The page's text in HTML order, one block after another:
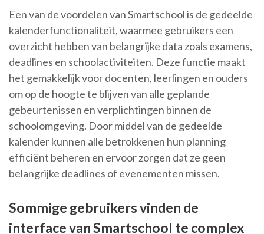
Een van de voordelen van Smartschool is de gedeelde
kalenderfunctionaliteit, waarmee gebruikers een
overzicht hebben van belangrijke data zoals examens,
deadlines en schoolactiviteiten. Deze functie maakt
het gemakkelijk voor docenten, leerlingen en ouders
om op de hoogte te blijven van alle geplande
gebeurtenissen en verplichtingen binnen de
schoolomgeving. Door middel van de gedeelde
kalender kunnen alle betrokkenen hun planning
efficiënt beheren en ervoor zorgen dat ze geen
belangrijke deadlines of evenementen missen.
Sommige gebruikers vinden de
interface van Smartschool te complex